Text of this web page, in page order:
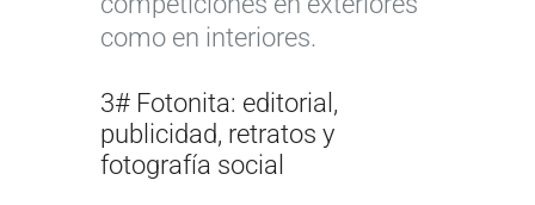
como en interiores.
3# Fotonita: editorial,
publicidad, retratos y
fotografía social